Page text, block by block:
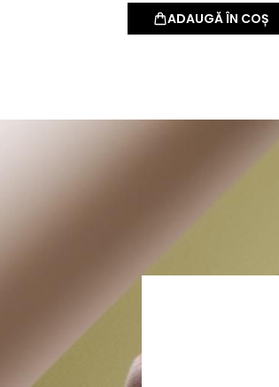
ADAUGĂ ÎN COȘ